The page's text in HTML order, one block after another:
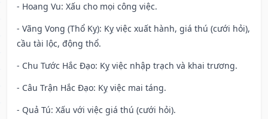
- Hoang Vu: Xấu cho mọi công việc.
- Vãng Vong (Thổ Kỵ): Kỵ việc xuất hành, giá thú (cưới hỏi),
cầu tài lộc, động thổ.
- Chu Tước Hắc Đạo: Kỵ việc nhập trạch và khai trương.
- Câu Trận Hắc Đạo: Kỵ việc mai táng.
- Quả Tú: Xấu với việc giá thú (cưới hỏi).